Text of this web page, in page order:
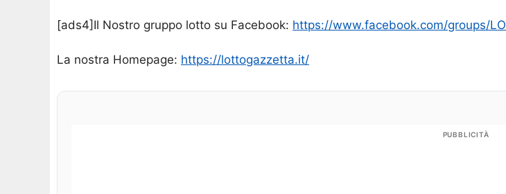
[ads4]Il Nostro gruppo lotto su Facebook: https://www.facebook.com/groups/
La nostra Homepage: https://lottogazzetta.it/
PUBBLICITÀ